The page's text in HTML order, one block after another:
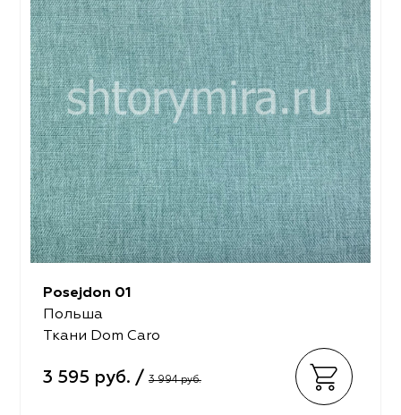
Posejdon 01
Польша
Ткани Dom Caro
3 595 руб. / 3 994 руб.